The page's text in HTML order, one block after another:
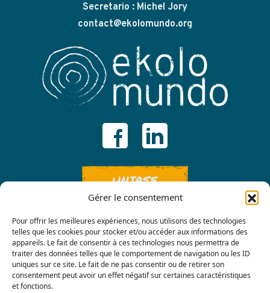
Gérer le consentement
Pour offrir les meilleures expériences, nous utilisons des technologies
telles que les cookies pour stocker et/ou accéder aux informations des
appareils. Le fait de consentir à ces technologies nous permettra de
traiter des données telles que le comportement de navigation ou les ID
uniques sur ce site. Le fait de ne pas consentir ou de retirer son
consentement peut avoir un effet négatif sur certaines caractéristiques
et fonctions.
Secretario : Michel Jory
contact@ekolomundo.org
UNIRSE
Contáctenos